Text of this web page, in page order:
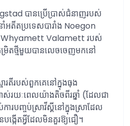
បានប្រើប្រាស់ជំនាញរបស់
អតីតប្រទេសបារាំង Noegon
Whyamett Valamett របស់
រិតថ្មីមួយបានលេចចេញមកនៅ
តីរបស់ពួកគេនៅក្នុងធុង
យៈពេលយ៉ាងតិចពីរឆ្នាំ (ដែលជា
ារបញ្ចប់ស្រាវីស្គីនៅក្នុងស្រាដែល
បង្កើតអ្វីដែលមិនគួរឱ្យជឿ។